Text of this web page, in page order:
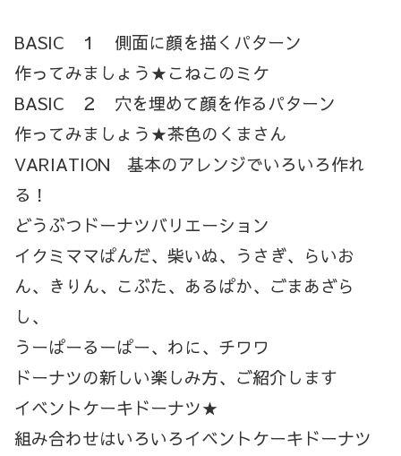
BASIC １ 側面に顔を描くパターン
作ってみましょう★こねこのミケ
BASIC ２ 穴を埋めて顔を作るパターン
作ってみましょう★茶色のくまさん
VARIATION 基本のアレンジでいろいろ作れ
る！
どうぶつドーナツバリエーション
イクミママぱんだ、柴いぬ、うさぎ、らいお
ん、きりん、こぶた、あるぱか、ごまあざら
し、
うーぱーるーぱー、わに、チワワ
ドーナツの新しい楽しみ方、ご紹介します
イベントケーキドーナツ★
組み合わせはいろいろイベントケーキドーナツ